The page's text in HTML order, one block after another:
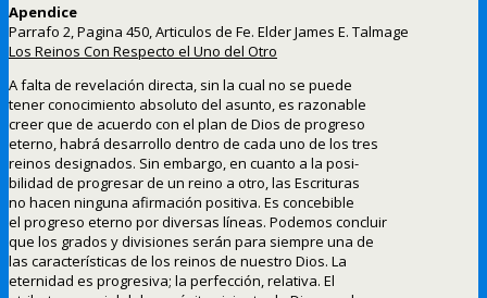
Apendice
Parrafo 2, Pagina 450, Articulos de Fe. Elder James E. Talmage
Los Reinos Con Respecto el Uno del Otro
A falta de revelación directa, sin la cual no se puede
tener conocimiento absoluto del asunto, es razonable
creer que de acuerdo con el plan de Dios de progreso
eterno, habrá desarrollo dentro de cada uno de los tres
reinos designados. Sin embargo, en cuanto a la posi-
bilidad de progresar de un reino a otro, las Escrituras
no hacen ninguna afirmación positiva. Es concebible
el progreso eterno por diversas líneas. Podemos concluir
que los grados y divisiones serán para siempre una de
las características de los reinos de nuestro Dios. La
eternidad es progresiva; la perfección, relativa. El